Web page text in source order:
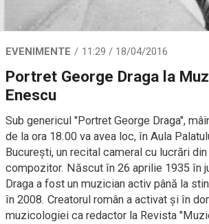
EVENIMENTE 11:29 / 18/04/2016
Portret George Draga la
Enescu
Sub genericul "Portret George Draga",
de la ora 18.00 va avea loc, în Aula
Bucureşti, un recital cameral cu lucrări
compozitor. Născut în 26 aprilie 1935 în
Draga a fost un muzician activ până la
în 2008. Creatorul român a activat şi în
muzicologiei ca redactor la Revista